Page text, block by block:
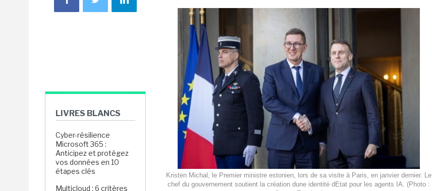
LIVRES BLANCS
Cyber-résilience
Microsoft 365 :
Anticipez et protégez
vos données en 10
étapes clés
Multicloud : 6 critères
Kristen Michal, le Premier ministre estonien, lors de sa visite à Paris, en janvier dernier. Le
chef du gouvernement soutient la création dune identité dEtat pour les agents IA. (Photo :